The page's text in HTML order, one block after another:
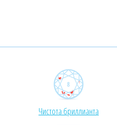
Чистота бриллианта